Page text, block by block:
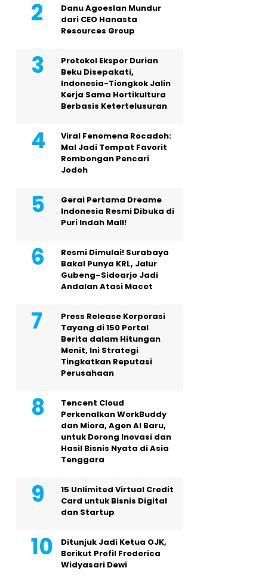
Danu Agoeslan Mundur
dari CEO Hanasta
Resources Group
Protokol Ekspor Durian
Beku Disepakati,
Indonesia-Tiongkok Jalin
Kerja Sama Hortikultura
Berbasis Ketertelusuran
Viral Fenomena Rocadoh:
Mal Jadi Tempat Favorit
Rombongan Pencari
Jodoh
Gerai Pertama Dreame
Indonesia Resmi Dibuka di
Puri Indah Mall!
Resmi Dimulai! Surabaya
Bakal Punya KRL, Jalur
Gubeng–Sidoarjo Jadi
Andalan Atasi Macet
Press Release Korporasi
Tayang di 150 Portal
Berita dalam Hitungan
Menit, Ini Strategi
Tingkatkan Reputasi
Perusahaan
Tencent Cloud
Perkenalkan WorkBuddy
dan Miora, Agen AI Baru,
untuk Dorong Inovasi dan
Hasil Bisnis Nyata di Asia
Tenggara
15 Unlimited Virtual Credit
Card untuk Bisnis Digital
dan Startup
Ditunjuk Jadi Ketua OJK,
Berikut Profil Frederica
Widyasari Dewi